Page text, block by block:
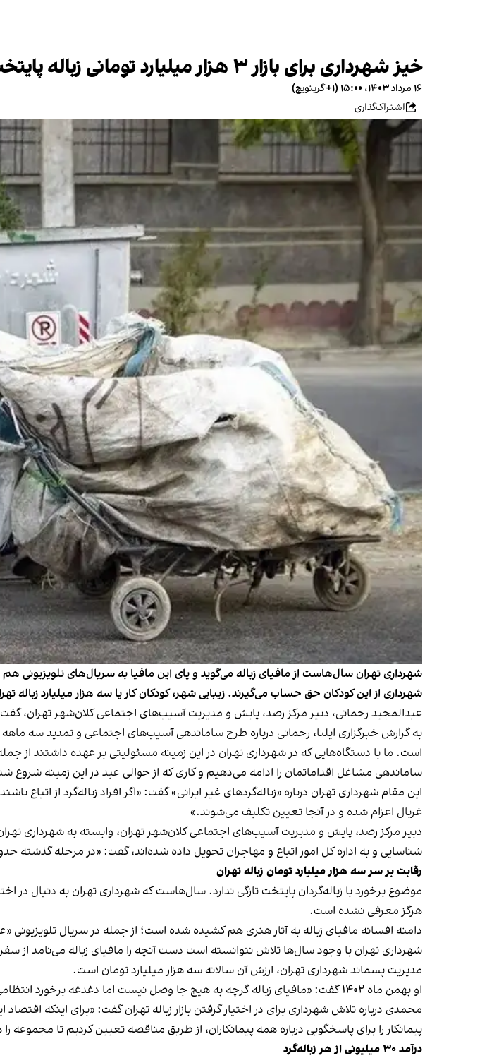
خیز شهرداری برای بازار ۳ هزار میلیارد تومانی زباله پایتخت
۱۶ مرداد ۱۴۰۳، ۱۵:۰۰ (‎+۱ گرینویچ)
اشتراک‌گذاری
شهرداری تهران سال‌هاست از مافیای زباله می‌گوید و پای این مافیا به سریال‌های تلویزیونی
شهرداری از این کودکان حق حساب می‌گیرند. زیبایی شهر، کودکان کار یا سه هزار میلیارد زباله
عبدالمجید رحمانی، دبیر مرکز رصد، پایش و مدیریت آسیب‌های اجتماعی کلان‌شهر تهران، گفت:
به گزارش خبرگزاری ایلنا، رحمانی درباره طرح ساماندهی آسیب‌های اجتماعی و تمدید سه
است. ما با دستگاه‌هایی که در شهرداری تهران در این زمینه مسئولیتی بر عهده داشتند
ساماندهی مشاغل اقداماتمان را ادامه می‌دهیم و کاری که از حوالی عید در این زمینه شروع
این مقام شهرداری تهران درباره «زباله‌گردهای غیر ایرانی» گفت: «اگر افراد زباله‌گرد از
غربال اعزام شده و در آنجا تعیین تکلیف می‌شوند.»
دبیر مرکز رصد، پایش و مدیریت آسیب‌های اجتماعی کلان‌شهر تهران، وابسته به شهرداری
شناسایی و به اداره کل امور اتباع و مهاجران تحویل داده شده‌اند، گفت: «در مرحله گذشته حدود هزار و ۲۰۰ نفر از اتباع را شناسایی و تعیین
رقابت بر سر سه هزار میلیارد تومان زباله تهران
موضوع برخورد با زباله‌گردان پایتخت تازگی ندارد. سال‌هاست که شهرداری تهران به دنبال در
هرگز معرفی نشده است.
دامنه افسانه مافیای زباله به آثار هنری هم کشیده شده است؛ از جمله در سریال تلویزیونی «عروس تاریکی» در سال ۱۳۹۸ و سریال
شهرداری تهران با وجود سال‌ها تلاش نتوانسته است دست آنچه را مافیای زباله می‌نامد از
مدیریت پسماند شهرداری تهران، ارزش آن سالانه سه هزار میلیارد تومان است.
او بهمن‌ ماه ۱۴۰۲ گفت: «مافیای زباله گرچه به هیچ جا وصل نیست اما دغدغه برخورد انتظامی ندارد.»
محمدی درباره تلاش شهرداری برای در اختیار گرفتن بازار زباله تهران گفت: «برای اینکه
پیمانکار را برای پاسخگویی درباره همه پیمانکاران، از طریق مناقصه تعیین کردیم تا مجموعه را هدایت کند و امروز
درآمد ۳۰ میلیونی از هر زباله‌گرد